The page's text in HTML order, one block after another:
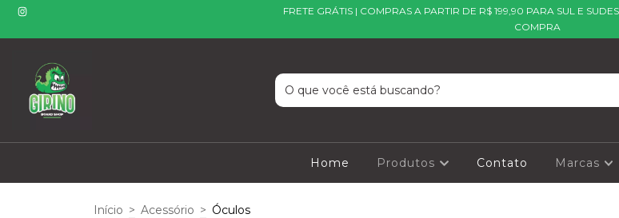
FRETE GRÁTIS | COMPRAS A PARTIR DE R$ 199,90 PARA SUL E
COMPRA
Home Produtos Contato Marcas
Início > Acessório > Óculos